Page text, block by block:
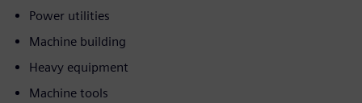
Power utilities
Machine building
Heavy equipment
Machine tools